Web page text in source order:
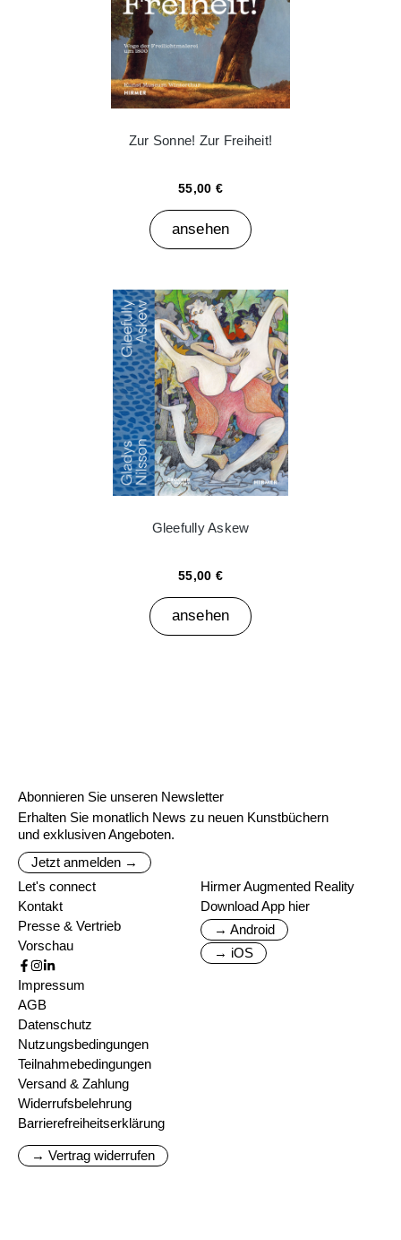
Zur Sonne! Zur Freiheit!
55,00 €
ansehen
Gleefully Askew
55,00 €
ansehen
Abonnieren Sie unseren Newsletter
Erhalten Sie monatlich News zu neuen Kunstbüchern
und exklusiven Angeboten.
Jetzt anmelden →
Let's connect
Kontakt
Presse & Vertrieb
Vorschau
Hirmer Augmented Reality
Download App hier
→ Android
→ iOS
Impressum
AGB
Datenschutz
Nutzungsbedingungen
Teilnahmebedingungen
Versand & Zahlung
Widerrufsbelehrung
Barrierefreiheitserklärung
→ Vertrag widerrufen